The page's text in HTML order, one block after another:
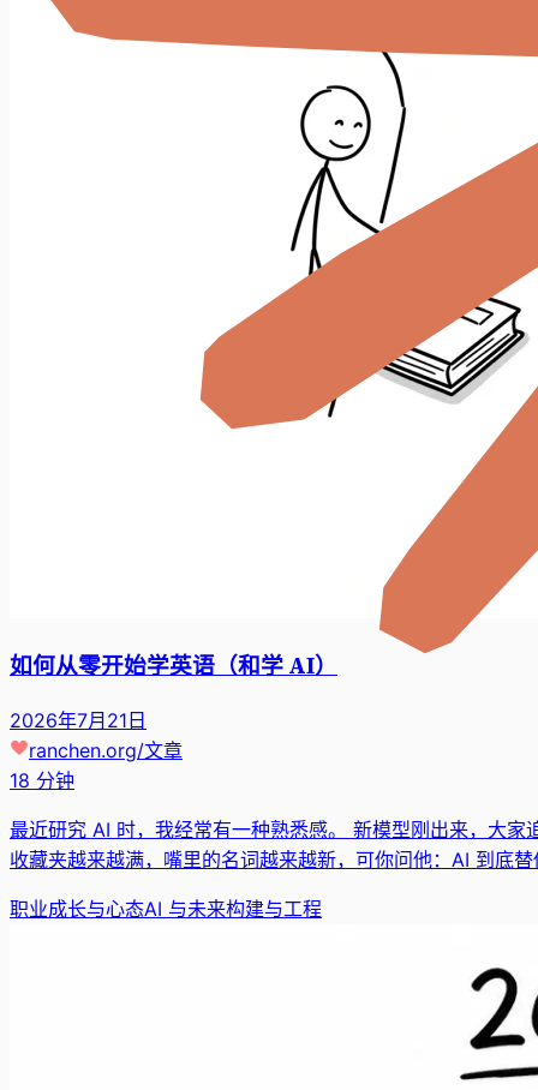
如何从零开始学英语（和学 AI）
2026年7月21日
ranchen.org/文章
18 分钟
最近研究 AI 时，我经常有一种熟悉感。 新模型刚出来，大
收藏夹越来越满，嘴里的名词越来越新，可你问他：AI 到底
职业成长与心态AI 与未来构建与工程